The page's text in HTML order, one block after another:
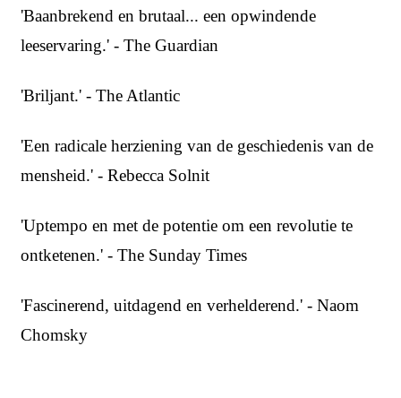
'Baanbrekend en brutaal... een opwindende
leeservaring.' - The Guardian
'Briljant.' - The Atlantic
'Een radicale herziening van de geschiedenis van de
mensheid.' - Rebecca Solnit
'Uptempo en met de potentie om een revolutie te
ontketenen.' - The Sunday Times
'Fascinerend, uitdagend en verhelderend.' - Naom
Chomsky